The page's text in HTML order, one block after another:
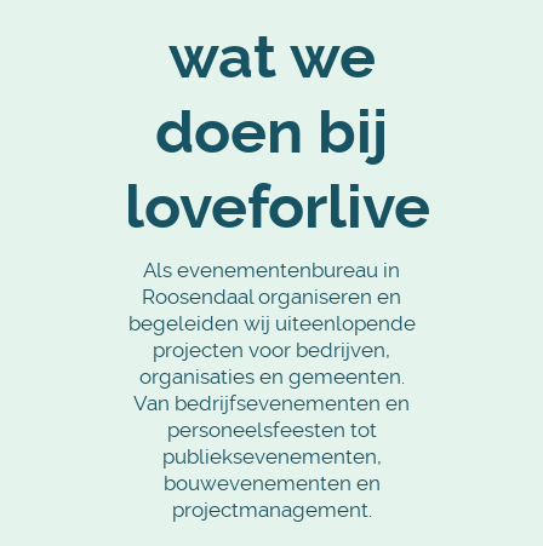
wat we
doen bij
loveforlive
Als evenementenbureau in
Roosendaal organiseren en
begeleiden wij uiteenlopende
projecten voor bedrijven,
organisaties en gemeenten.
Van bedrijfsevenementen en
personeelsfeesten tot
publieksevenementen,
bouwevenementen en
projectmanagement.